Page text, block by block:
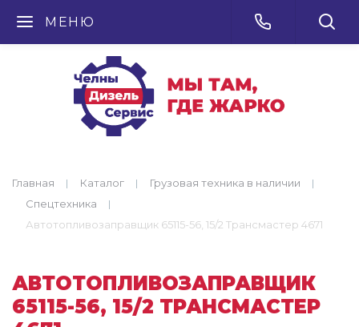
МЕНЮ
Главная Каталог
Грузовая техника в наличии
Спецтехника
Автотопливозаправщик 65115-56, 15/2 Трансмастер 4671
АВТОТОПЛИВОЗАПРАВЩИК
65115-56, 15/2 ТРАНСМАСТЕР